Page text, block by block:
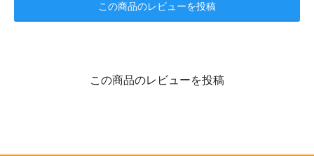
この商品のレビューを投稿
この商品のレビューを投稿